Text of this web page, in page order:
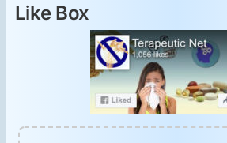
Oncologie
Toxicologie
Antipsihiatrie
Like Box